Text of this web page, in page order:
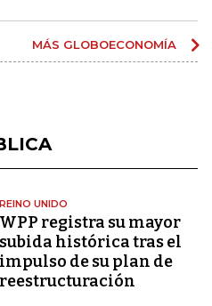
MÁS GLOBOECONOMÍA
REINO UNIDO
WPP registra su mayor
subida histórica tras el
impulso de su plan de
reestructuración